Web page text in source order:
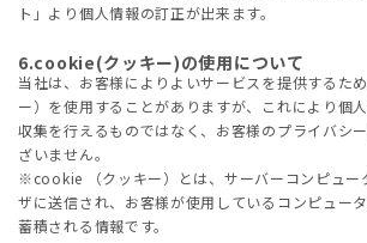
ト」より個人情報の訂正が出来ます。
6.cookie(クッキー)の使用について
当社は、お客様によりよいサービスを提供するた
ー）を使用することがありますが、これにより個
収集を行えるものではなく、お客様のプライバシ
ざいません。
※cookie （クッキー）とは、サーバーコンピュー
ザに送信され、お客様が使用しているコンピュー
蓄積される情報です。